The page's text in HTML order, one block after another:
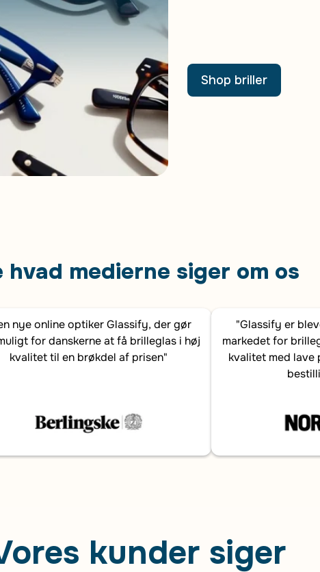
Shop briller
hvad medierne siger om os
nye online optiker Glassify, der gør
for danskerne at få brilleglas i høj
kvalitet til en brøkdel af prisen"
"Glassify er
markedet for
kvalitet med lave
kunder siger